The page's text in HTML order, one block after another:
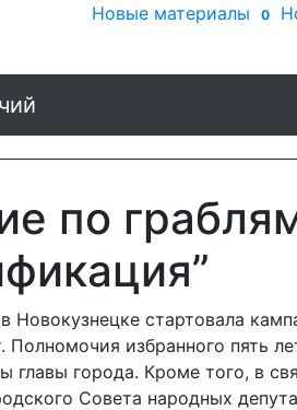
Новые материалы 0
по
Новокузнецке стартовала
Полномочия избранного пять
главы города. Кроме того, в
Совета народных